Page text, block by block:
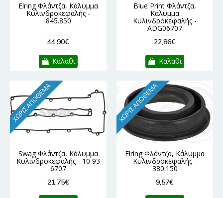
Elring Φλάντζα, Κάλυμμα
Κυλινδροκεφαλής -
845.850
44,90€
Καλαθι
Blue Print Φλάντζα,
Κάλυμμα
Κυλινδροκεφαλής -
ADG06707
22,86€
Καλαθι
ΧΩΡΊΣ ΑΠΌΘΕΜΑ
Swag Φλάντζα, Κάλυμμα
Κυλινδροκεφαλής - 10 93
6707
21,75€
ΧΩΡΊΣ ΑΠΌΘΕΜΑ
Elring Φλάντζα, Κάλυμμα
Κυλινδροκεφαλής -
380.150
9,57€